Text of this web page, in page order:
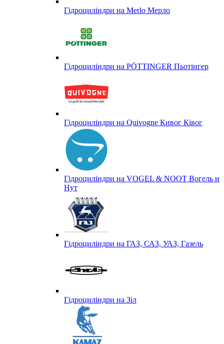
Гідроциліндри на Merlo Мерло
Гідроциліндри на PÖTTINGER Пьотінгер
Гідроциліндри на Quivogne Кивог Ківог
Гідроциліндри на VOGEL & NOOT Вогель и
Нут
Гідроциліндри на ГАЗ, САЗ, УАЗ, Газель
Гідроциліндри на Зіл